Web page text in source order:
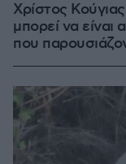
Χρίστος
μπορεί να είναι
που